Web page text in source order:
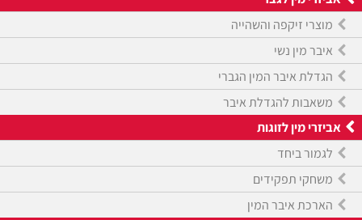
מוצרי זיקפה והשהייה
איבר מין נשי
הגדלת איבר המין הגברי
משאבות להגדלת איבר
אביזרי מין לזוגות
לגמור ביחד
משחקי תפקידים
הארכת איבר המין